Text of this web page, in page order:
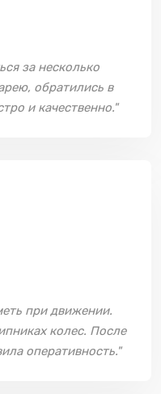
за несколько
обратились в
и качественно."
при движении.
колес. После
оперативность."